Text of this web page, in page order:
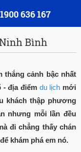
1900 636 167
Bình
thắng cảnh bậc nhất
- địa điểm du lịch mới
khách thập phương
nhưng mỗi lần đều
đi chẳng thấy chán
khám phá em nó.